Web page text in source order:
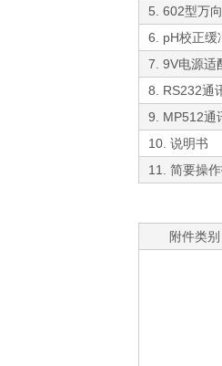
5. 602型万
6. pH校正缓
7. 9V电源适
8. RS232通
9. MP512通
10. 说明书
11. 简要操
附件类别